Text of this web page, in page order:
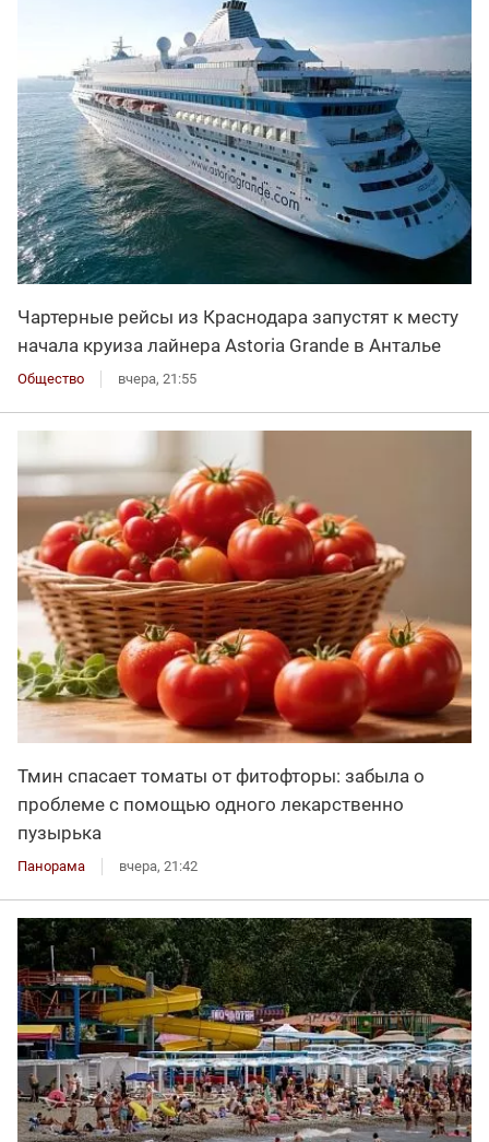
Чартерные рейсы из Краснодара запустят к месту
начала круиза лайнера Astoria Grande в Анталье
Общество вчера, 21:55
Тмин спасает томаты от фитофторы: забыла о
проблеме с помощью одного лекарственно
пузырька
Панорама вчера, 21:42